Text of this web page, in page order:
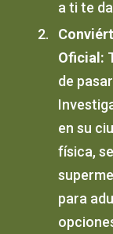
a ti te
Oficial:
de
en su
física,
para